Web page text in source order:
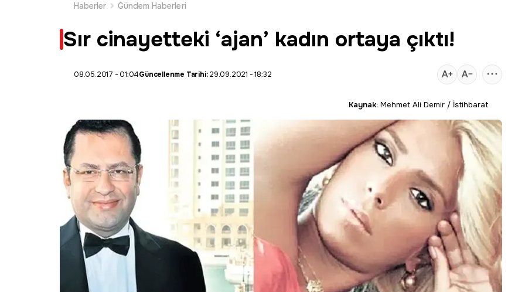
Haberler
Gündem Haberleri
Sır cinayetteki ‘ajan’ kadın ortaya çıktı!
08.05.2017 - 01:04Güncellenme Tarihi:29.09.2021 - 18:32
Kaynak: Mehmet Ali Demir / İstihbarat